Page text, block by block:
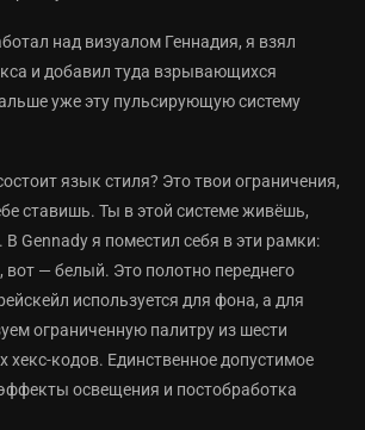
над визуалом Геннадия, я взял
и добавил туда взрывающихся
уже эту пульсирующую систему
язык стиля? Это твои ограничения,
ставишь. Ты в этой системе живёшь,
Gennady я поместил себя в эти рамки:
вот — белый. Это полотно переднего
используется для фона, а для
ограниченную палитру из шести
хекс-кодов. Единственное допустимое
освещения и постобработка